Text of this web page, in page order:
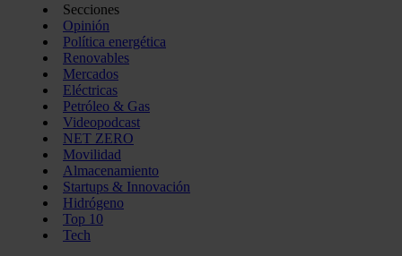
Secciones
Opinión
Política energética
Renovables
Mercados
Eléctricas
Petróleo & Gas
Videopodcast
NET ZERO
Movilidad
Almacenamiento
Startups & Innovación
Hidrógeno
Top 10
Tech